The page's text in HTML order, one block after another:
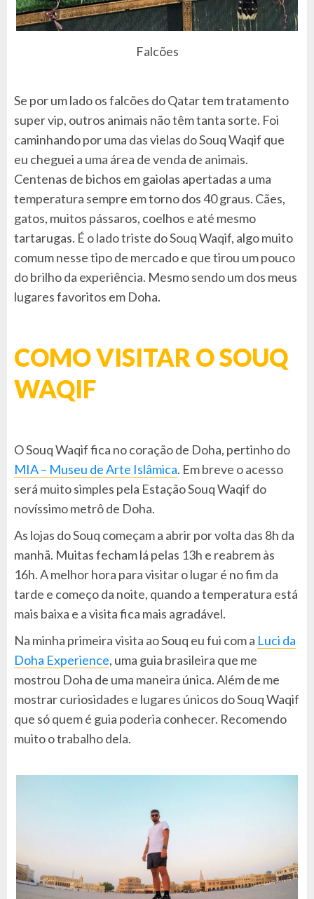
Falcões
Se por um lado os falcões do Qatar tem tratamento
super vip, outros animais não têm tanta sorte. Foi
caminhando por uma das vielas do Souq Waqif que
eu cheguei a uma área de venda de animais.
Centenas de bichos em gaiolas apertadas a uma
temperatura sempre em torno dos 40 graus. Cães,
gatos, muitos pássaros, coelhos e até mesmo
tartarugas. É o lado triste do Souq Waqif, algo muito
comum nesse tipo de mercado e que tirou um pouco
do brilho da experiência. Mesmo sendo um dos meus
lugares favoritos em Doha.
COMO VISITAR O SOUQ
WAQIF
O Souq Waqif fica no coração de Doha, pertinho do
MIA – Museu de Arte Islâmica. Em breve o acesso
será muito simples pela Estação Souq Waqif do
novíssimo metrô de Doha.
As lojas do Souq começam a abrir por volta das 8h da
manhã. Muitas fecham lá pelas 13h e reabrem às
16h. A melhor hora para visitar o lugar é no fim da
tarde e começo da noite, quando a temperatura está
mais baixa e a visita fica mais agradável.
Na minha primeira visita ao Souq eu fui com a Luci da
Doha Experience, uma guia brasileira que me
mostrou Doha de uma maneira única. Além de me
mostrar curiosidades e lugares únicos do Souq Waqif
que só quem é guia poderia conhecer. Recomendo
muito o trabalho dela.